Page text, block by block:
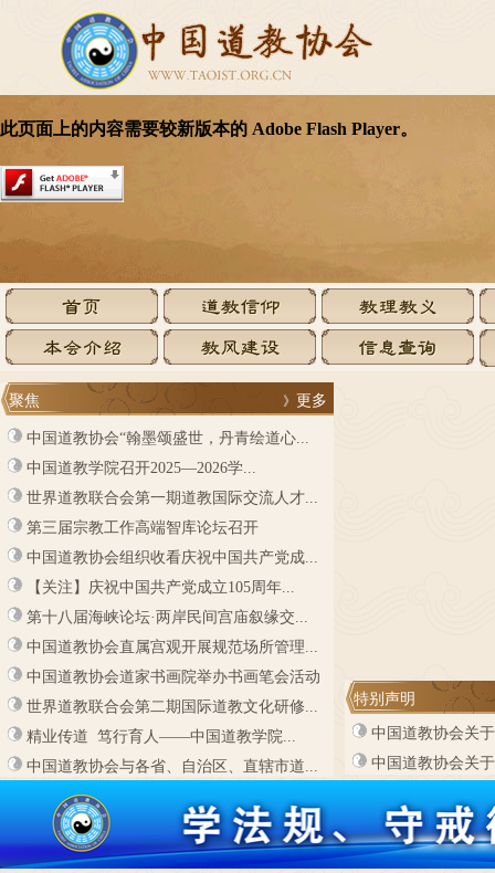
聚焦 》 更多
中国道教协会“翰墨颂盛世，丹青绘道心...
中国道教学院召开2025—2026学...
世界道教联合会第一期道教国际交流人才...
第三届宗教工作高端智库论坛召开
中国道教协会组织收看庆祝中国共产党成...
【关注】庆祝中国共产党成立105周年...
第十八届海峡论坛·两岸民间宫庙叙缘交...
中国道教协会直属宫观开展规范场所管理...
中国道教协会道家书画院举办书画笔会活动
世界道教联合会第二期国际道教文化研修...
精业传道 笃行育人——中国道教学院...
中国道教协会与各省、自治区、直辖市道...
特别声明
中国道教协会关
中国道教协会关